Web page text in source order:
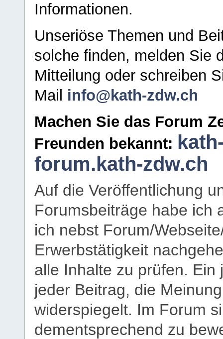
Informationen.
Unseriöse Themen und
solche finden, melden Sie
Mitteilung oder schreiben
Mail info@kath-zdw.ch
Machen Sie das Forum
Freunden bekannt:
forum.kath-zdw.ch
Auf die Veröffentlichung
Forumsbeiträge habe ich
ich nebst Forum/
Erwerbstätigkeit
alle Inhalte zu prüfen.
jeder Beitrag, die
widerspiegelt. Im Forum
dementsprechend zu